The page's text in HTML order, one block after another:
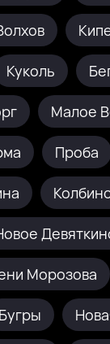
Куколь
Малое
Проба
Морозова
Бугры